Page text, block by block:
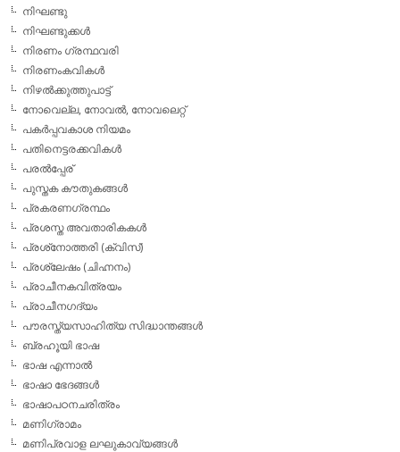
നിഘണ്ടു
നിഘണ്ടുക്കള്‍
നിരണം ഗ്രന്ഥവരി
നിരണംകവികള്‍
നിഴല്‍ക്കുത്തുപാട്ട്
നോവെല്ല, നോവല്‍, നോവലെറ്റ്
പകര്‍പ്പവകാശ നിയമം
പതിനെട്ടരക്കവികള്‍
പരല്‍പ്പേര്
പുസ്തക കൗതുകങ്ങള്‍
പ്രകരണഗ്രന്ഥം
പ്രശസ്ത അവതാരികകള്‍
പ്രശ്‌നോത്തരി (ക്വിസ്)
പ്രശ്ലേഷം (ചിഹ്നനം)
പ്രാചീനകവിത്രയം
പ്രാചീനഗദ്യം
പൗരസ്ത്യസാഹിത്യ സിദ്ധാന്തങ്ങള്‍
ബ്രഹൂയി ഭാഷ
ഭാഷ എന്നാല്‍
ഭാഷാ ഭേദങ്ങള്‍
ഭാഷാപഠനചരിത്രം
മണിഗ്രാമം
മണിപ്രവാള ലഘുകാവ്യങ്ങള്‍